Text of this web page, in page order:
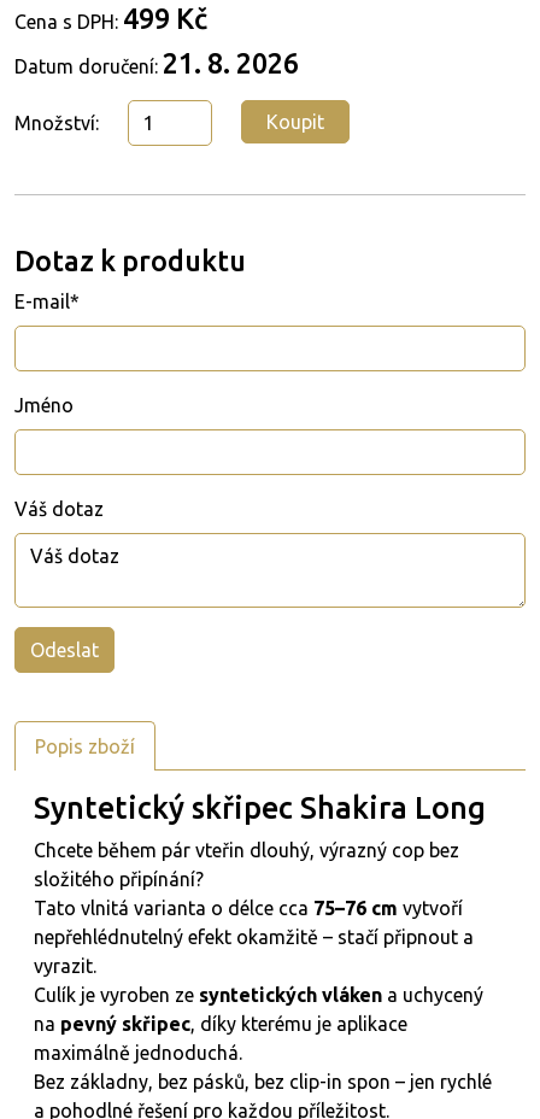
Cena s DPH: 499 Kč
Datum doručení: 21. 8. 2026
Množství: Koupit
Dotaz k produktu
E-mail*
Jméno
Váš dotaz
Popis zboží
Syntetický skřipec Shakira Long
Chcete během pár vteřin dlouhý, výrazný cop bez
složitého připínání?
Tato vlnitá varianta o délce cca 75–76 cm vytvoří
nepřehlédnutelný efekt okamžitě – stačí připnout a
vyrazit.
Culík je vyroben ze syntetických vláken a uchycený
na pevný skřipec, díky kterému je aplikace
maximálně jednoduchá.
Bez základny, bez pásků, bez clip-in spon – jen rychlé
a pohodlné řešení pro každou příležitost.